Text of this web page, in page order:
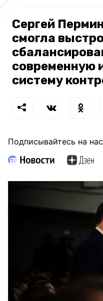
Сергей
смогла
современную
систему
Подписывайтесь на